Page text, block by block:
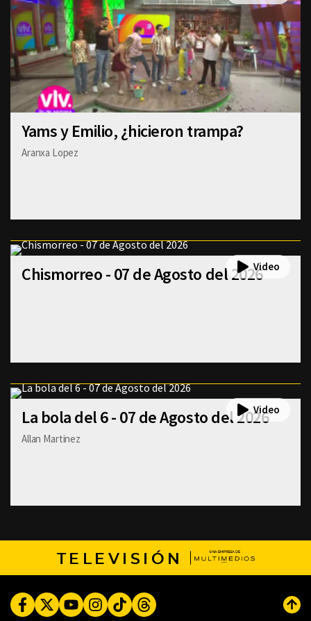
Yams y Emilio, ¿hicieron trampa?
Aranxa Lopez
Chismorreo - 07 de Agosto del 2026
La bola del 6 - 07 de Agosto del 2026
Allan Martinez
TELEVISIÓN
FacebookTwitterYoutubeInstagram
TikTokThreads